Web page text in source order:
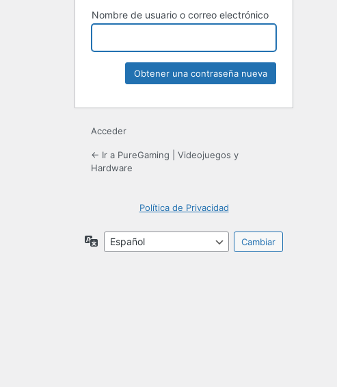
Nombre de usuario o correo electrónico
Acceder
← Ir a PureGaming | Videojuegos y
Hardware
Política de Privacidad
Idioma